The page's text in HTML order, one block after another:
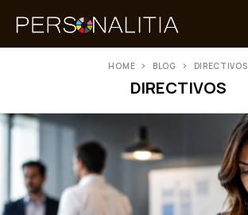
DIRECTIVOS
HOME BLOG DIRECTIVOS